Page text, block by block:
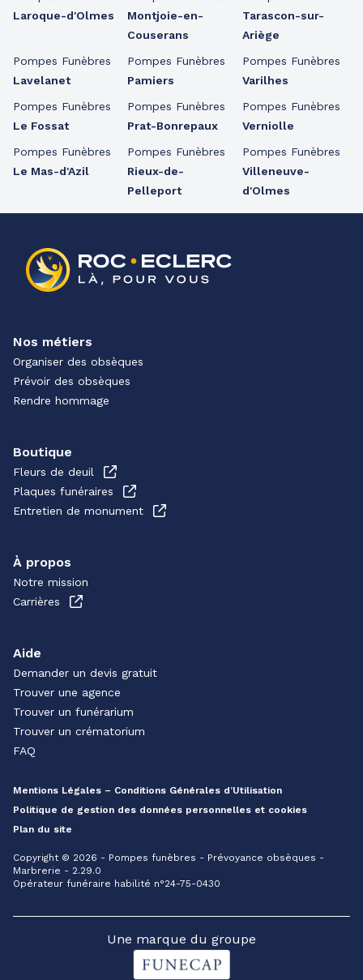
Laroque-d'Olmes
Pompes Funèbres
Lavelanet
Pompes Funèbres
Le Fossat
Pompes Funèbres
Le Mas-d'Azil
Montjoie-en-
Couserans
Pompes Funèbres
Pamiers
Pompes Funèbres
Prat-Bonrepaux
Pompes Funèbres
Rieux-de-
Pelleport
Tarascon-sur-
Ariège
Pompes Funèbres
Varilhes
Pompes Funèbres
Verniolle
Pompes Funèbres
Villeneuve-
d'Olmes
Nos métiers
Organiser des obsèques
Prévoir des obsèques
Rendre hommage
Boutique
Fleurs de deuil
Plaques funéraires
Entretien de monument
À propos
Notre mission
Carrières
Aide
Demander un devis gratuit
Trouver une agence
Trouver un funérarium
Trouver un crématorium
FAQ
Mentions Légales – Conditions Générales d’Utilisation
Politique de gestion des données personnelles et cookies
Plan du site
Copyright © 2026 - Pompes funèbres - Prévoyance obsèques -
Marbrerie - 2.29.0
Opérateur funéraire habilité n°24-75-0430
Une marque du groupe